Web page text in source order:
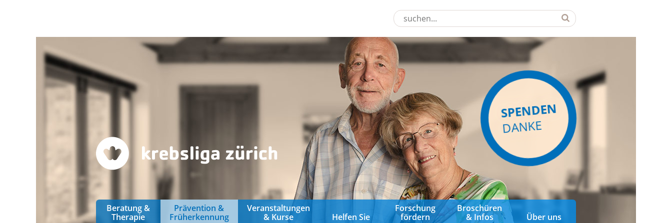
SPENDEN
DANKE
Beratung &
Therapie
Prävention &
Früherkennung
Veranstaltungen
& Kurse
Helfen Sie
Forschung
fördern
Broschüren
& Infos
Über uns